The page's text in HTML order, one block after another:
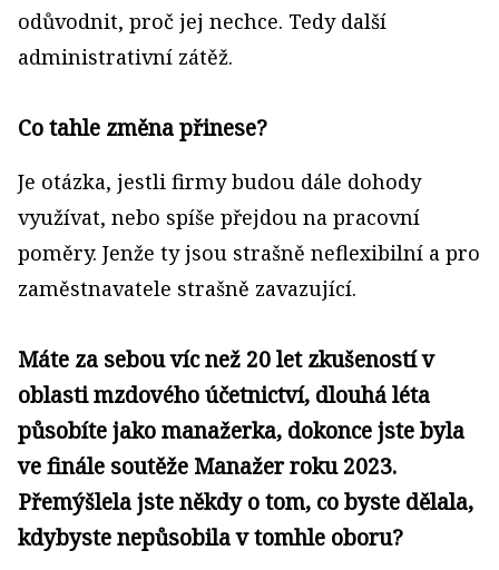
odůvodnit, proč jej nechce. Tedy další
administrativní zátěž.
Co tahle změna přinese?
Je otázka, jestli firmy budou dále dohody
využívat, nebo spíše přejdou na pracovní
poměry. Jenže ty jsou strašně neflexibilní a pro
zaměstnavatele strašně zavazující.
Máte za sebou víc než 20 let zkušeností v
oblasti mzdového účetnictví, dlouhá léta
působíte jako manažerka, dokonce jste byla
ve finále soutěže Manažer roku 2023.
Přemýšlela jste někdy o tom, co byste dělala,
kdybyste nepůsobila v tomhle oboru?